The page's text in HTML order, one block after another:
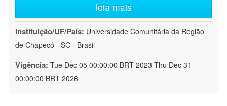
leia mais
Instituição/UF/País: Universidade Comunitária da Região
de Chapecó - SC - Brasil
Vigência: Tue Dec 05 00:00:00 BRT 2023-Thu Dec 31
00:00:00 BRT 2026